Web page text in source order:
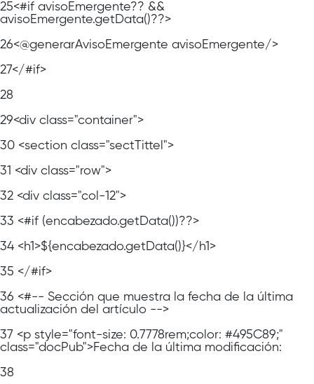
25<#if avisoEmergente?? &&
avisoEmergente.getData()??>
26<@generarAvisoEmergente avisoEmergente/>
27</#if>
28
29<div class="container">
30 <section class="sectTittel">
31 <div class="row">
32 <div class="col-12">
33 <#if (encabezado.getData())??>
34 <h1>${encabezado.getData()}</h1>
35 </#if>
36 <#-- Sección que muestra la fecha de la última
actualización del artículo -->
37 <p style="font-size: 0.7778rem;color: #495C89;"
class="docPub">Fecha de la última modificación:
38